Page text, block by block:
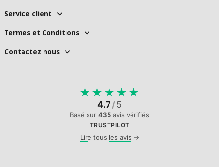
Service client
Termes et Conditions
Contactez nous
★ ★ ★ ★ ★
4.7/5
Basé sur 435 avis vérifiés
TRUSTPILOT
Lire tous les avis →